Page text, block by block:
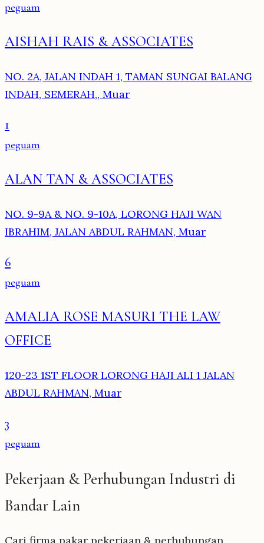
peguam
AISHAH RAIS & ASSOCIATES
NO. 2A, JALAN INDAH 1, TAMAN SUNGAI BALANG
INDAH, SEMERAH,, Muar
1
peguam
ALAN TAN & ASSOCIATES
NO. 9-9A & NO. 9-10A, LORONG HAJI WAN
IBRAHIM, JALAN ABDUL RAHMAN, Muar
6
peguam
AMALIA ROSE MASURI THE LAW
OFFICE
120-23 1ST FLOOR LORONG HAJI ALI 1 JALAN
ABDUL RAHMAN, Muar
3
peguam
Pekerjaan & Perhubungan Industri di
Bandar Lain